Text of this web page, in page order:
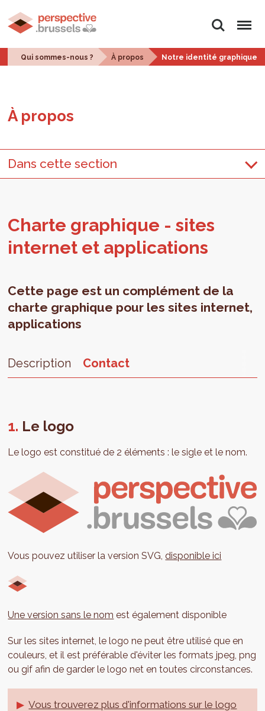
Rechercher
Menu
Qui sommes-nous ? À propos Notre identité graphique
À pro­pos
Dans cette section
Charte gra­phique - sites
inter­net et appli­ca­tions
Cette page est un complément de la
charte graphique pour les sites internet,
applications
Description Contact
Le logo
Le logo est constitué de 2 éléments : le sigle et le nom.
Vous pouvez utiliser la version SVG,disponible ici
Une version sans le nom est également disponible
Sur les sites internet, le logo ne peut être utilisé que en
couleurs, et il est préférable d'éviter les formats jpeg, png
ou gif afin de garder le logo net en toutes circonstances.
Vous trouverez plus d'informations sur le logo